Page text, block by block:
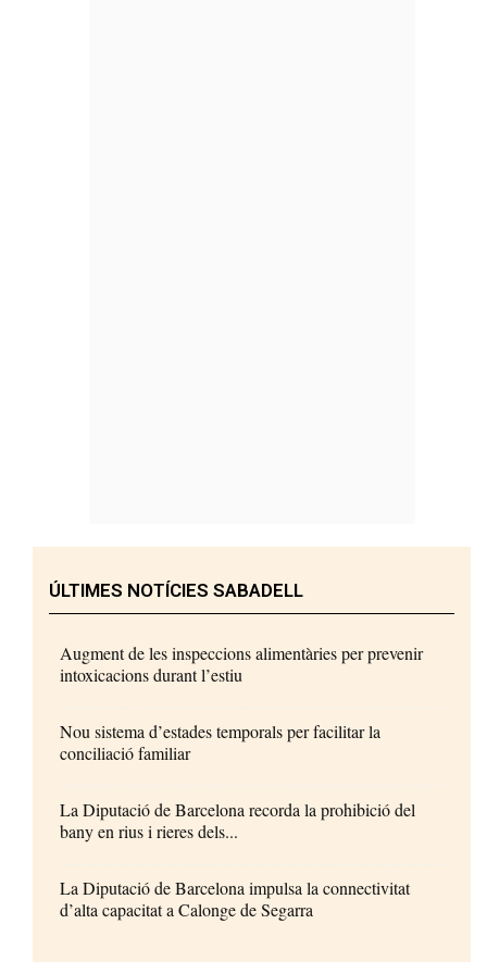
ÚLTIMES NOTÍCIES SABADELL
Augment de les inspeccions alimentàries per prevenir
intoxicacions durant l’estiu
Nou sistema d’estades temporals per facilitar la
conciliació familiar
La Diputació de Barcelona recorda la prohibició del
bany en rius i rieres dels...
La Diputació de Barcelona impulsa la connectivitat
d’alta capacitat a Calonge de Segarra